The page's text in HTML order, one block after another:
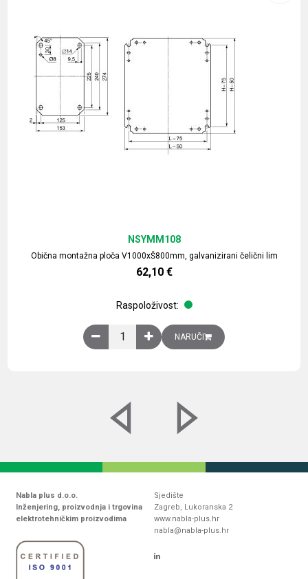
Obična montažna ploča V1000xŠ800mm, galvanizirani čelični lim
NSYMM108
62,10 €
Raspoloživost:
Obična montažna ploča V1000xŠ800mm,
NARUČI
Nabla plus d.o.o.
Inženjering, proizvodnja i trgovina
elektrotehničkim proizvodima
Sjedište
Zagreb, Lukoranska 2
www.nabla-plus.hr
nabla@nabla-plus.hr